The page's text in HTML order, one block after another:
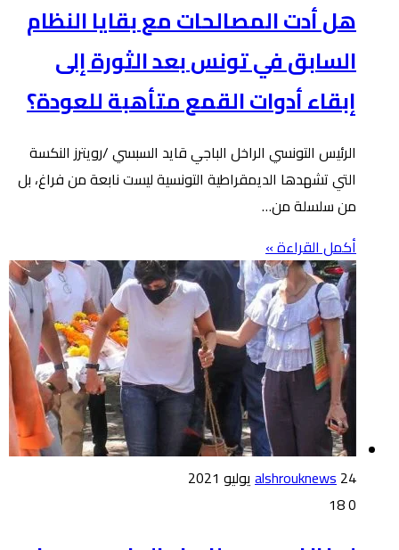
هل أدت المصالحات مع بقايا النظام
السابق في تونس بعد الثورة إلى
إبقاء أدوات القمع متأهبة للعودة؟
الرئيس التونسي الراخل الباجي قايد السبسي /رويترز النكسة
التي تشهدها الديمقراطية التونسية ليست نابعة من فراغ، بل
من سلسلة من…
أكمل القراءة »
alshrouknews24 يوليو 2021
0